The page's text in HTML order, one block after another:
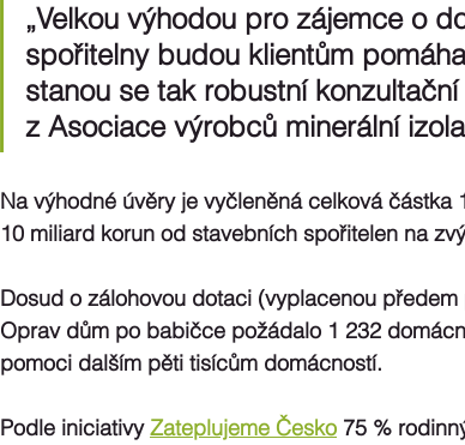
„Velkou výhodou pro zájemce o
spořitelny budou klientům
stanou se tak robustní
z Asociace výrobců minerální
Na výhodné úvěry je vyčleněná celková
10 miliard korun od stavebních spořitelen na
Dosud o zálohovou dotaci (vyplacenou
Oprav dům po babičce požádalo 1 232
pomoci dalším pěti tisícům domácností.
Podle iniciativy Zateplujeme Česko 75 %